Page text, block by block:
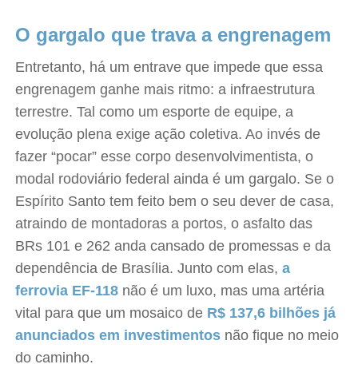
O gargalo que trava a engrenagem
Entretanto, há um entrave que impede que essa
engrenagem ganhe mais ritmo: a infraestrutura
terrestre. Tal como um esporte de equipe, a
evolução plena exige ação coletiva. Ao invés de
fazer “pocar” esse corpo desenvolvimentista, o
modal rodoviário federal ainda é um gargalo. Se o
Espírito Santo tem feito bem o seu dever de casa,
atraindo de montadoras a portos, o asfalto das
BRs 101 e 262 anda cansado de promessas e da
dependência de Brasília. Junto com elas, a
ferrovia EF-118 não é um luxo, mas uma artéria
vital para que um mosaico de R$ 137,6 bilhões já
anunciados em investimentos não fique no meio
do caminho.